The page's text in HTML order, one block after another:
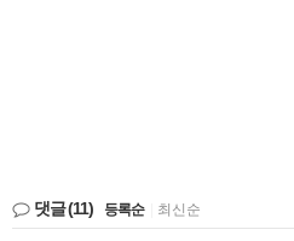
댓글(11) 등록순 최신순